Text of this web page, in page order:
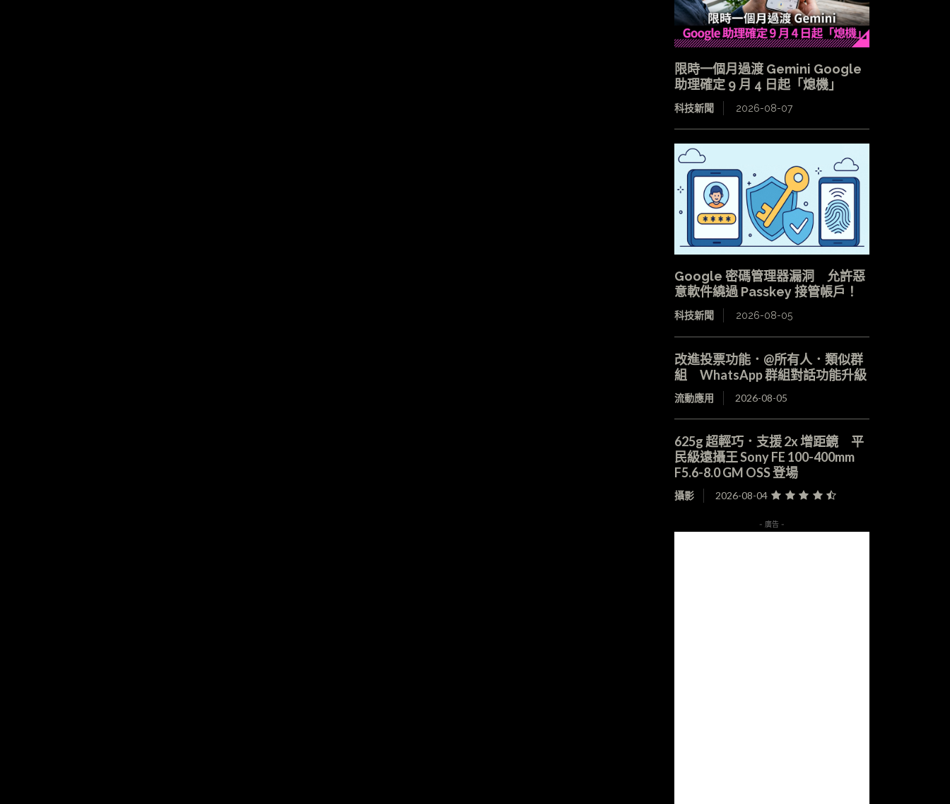
限時一個月過渡 Gemini Google
助理確定 9 月 4 日起「熄機」
科技新聞 2026-08-07
Google 密碼管理器漏洞 允許惡
意軟件繞過 Passkey 接管帳戶！
科技新聞 2026-08-05
改進投票功能．@所有人．類似群
組 WhatsApp 群組對話功能升級
流動應用 2026-08-05
625g 超輕巧．支援 2x 增距鏡 平
民級遠攝王 Sony FE 100-400mm
F5.6-8.0 GM OSS 登場
攝影 2026-08-04
- 廣告 -